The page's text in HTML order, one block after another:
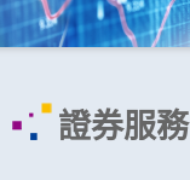
證券服務